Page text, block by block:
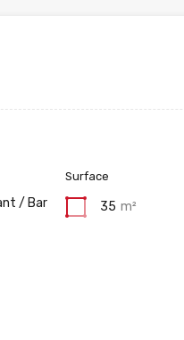
/ Bar
Surface
35 m²